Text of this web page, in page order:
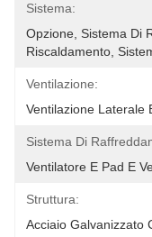
Sistema:
Opzione, Sistema Di
Riscaldamento,
Ventilazione:
Ventilazione Laterale
Sistema Di
Ventilatore E Pad E
Struttura:
Acciaio Galvanizzato